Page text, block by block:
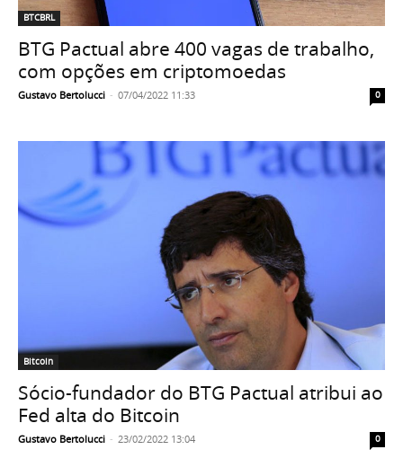
BTCBRL
BTG Pactual abre 400 vagas de trabalho,
com opções em criptomoedas
Gustavo Bertolucci - 07/04/2022 11:33 0
Bitcoin
Sócio-fundador do BTG Pactual atribui ao
Fed alta do Bitcoin
Gustavo Bertolucci - 23/02/2022 13:04 0